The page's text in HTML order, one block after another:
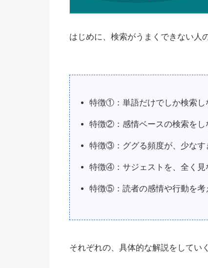
はじめに、検索がうまくできない人
特徴①：単語だけでしか検索し
特徴②：感情ベースの検索をし
特徴③：ググる頻度が、少なす
特徴④：サジェストを、全く見
特徴⑤：読者の感情や行動を考
それぞれの、具体的な解説をしてい